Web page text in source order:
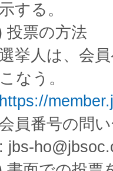
する。
投票の方法
挙人は、会員
なう。
https://
員番号の問
jbs-